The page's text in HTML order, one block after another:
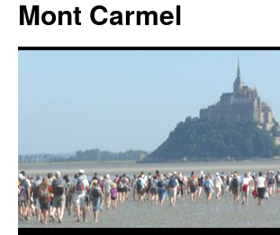
Mont Carmel